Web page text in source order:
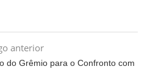
anterior
do Grêmio para o Confronto com